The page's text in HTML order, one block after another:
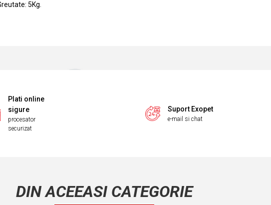
5Kg.
Plati online
sigure
procesator
securizat
Suport Exopet
e-mail si chat
DIN ACEEASI CATEGORIE